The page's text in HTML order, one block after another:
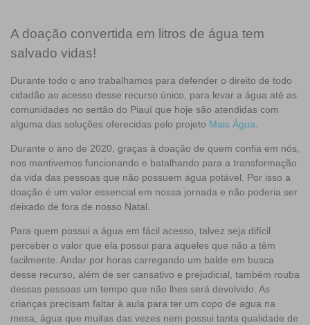
A doação convertida em litros de água tem
salvado vidas!
Durante todo o ano trabalhamos para defender o direito de todo
cidadão ao acesso desse recurso único, para levar a água até as
comunidades no sertão do Piauí que hoje são atendidas com
alguma das soluções oferecidas pelo projeto Mais Água
Durante o ano de 2020, graças à doação de quem confia em nós,
nos mantivemos funcionando e batalhando para a transformação
da vida das pessoas que não possuem água potável. Por isso a
doação é um valor essencial em nossa jornada e não poderia ser
deixado de fora de nosso Natal.
Para quem possui a água em fácil acesso, talvez seja difícil
perceber o valor que ela possui para aqueles que não a têm
facilmente. Andar por horas carregando um balde em busca
desse recurso, além de ser cansativo e prejudicial, também rouba
dessas pessoas um tempo que não lhes será devolvido. As
crianças precisam faltar à aula para ter um copo de agua na
mesa, água que muitas das vezes nem possui tanta qualidade de